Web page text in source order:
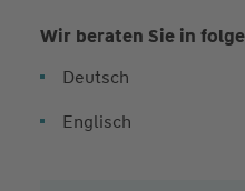
Wir beraten Sie in
Deutsch
Englisch